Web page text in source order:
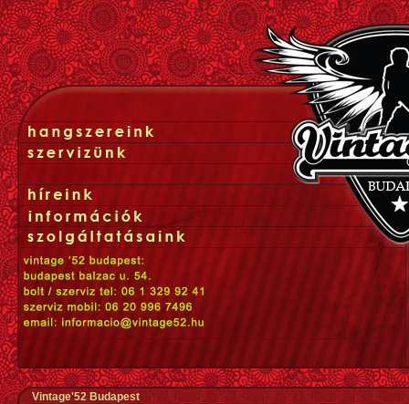
Vintage'52 Budapest